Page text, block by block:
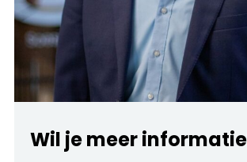
Wil je meer